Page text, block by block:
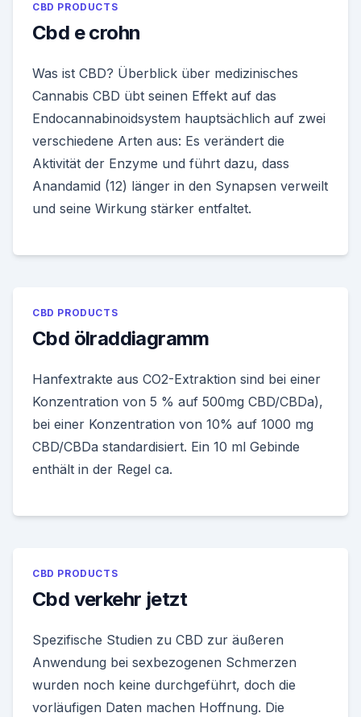
CBD PRODUCTS
Cbd e crohn
Was ist CBD? Überblick über medizinisches
Cannabis CBD übt seinen Effekt auf das
Endocannabinoidsystem hauptsächlich auf zwei
verschiedene Arten aus: Es verändert die
Aktivität der Enzyme und führt dazu, dass
Anandamid (12) länger in den Synapsen verweilt
und seine Wirkung stärker entfaltet.
CBD PRODUCTS
Cbd ölraddiagramm
Hanfextrakte aus CO2-Extraktion sind bei einer
Konzentration von 5 % auf 500mg CBD/CBDa),
bei einer Konzentration von 10% auf 1000 mg
CBD/CBDa standardisiert. Ein 10 ml Gebinde
enthält in der Regel ca.
CBD PRODUCTS
Cbd verkehr jetzt
Spezifische Studien zu CBD zur äußeren
Anwendung bei sexbezogenen Schmerzen
wurden noch keine durchgeführt, doch die
vorläufigen Daten machen Hoffnung. Die